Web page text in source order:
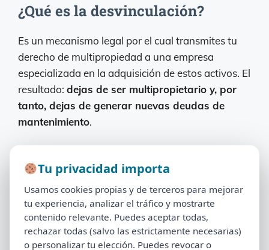
¿Qué es la desvinculación?
Es un mecanismo legal por el cual transmites tu
derecho de multipropiedad a una empresa
especializada en la adquisición de estos activos. El
resultado: dejas de ser multipropietario y, por
tanto, dejas de generar nuevas deudas de
mantenimiento.
colabora?
El club, resort o entidad administradoranunca
colabora voluntariamenteen la desvinculación.
La razón es puramente económica: tú eres un
Tu privacidad importa
Usamos cookies propias y de terceros para mejorar
tu experiencia, analizar el tráfico y mostrarte
contenido relevante. Puedes aceptar todas,
rechazar todas (salvo las estrictamente necesarias)
o personalizar tu elección. Puedes revocar o
Tu privacidad importa
Usamos cookies propias y de terceros para mejorar
tu experiencia, analizar el tráfico y mostrarte
contenido relevante. Puedes aceptar todas,
rechazar todas (salvo las estrictamente necesarias)
o personalizar tu elección. Puedes revocar o